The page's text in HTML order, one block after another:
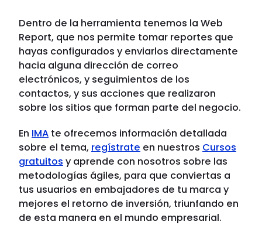
Dentro de la herramienta tenemos la Web
Report, que nos permite tomar reportes que
hayas configurados y enviarlos directamente
hacia alguna dirección de correo
electrónicos, y seguimientos de los
contactos, y sus acciones que realizaron
sobre los sitios que forman parte del negocio.
En IMA te ofrecemos información detallada
sobre el tema, regístrate en nuestros Cursos
gratuitos y aprende con nosotros sobre las
metodologías ágiles, para que conviertas a
tus usuarios en embajadores de tu marca y
mejores el retorno de inversión, triunfando en
de esta manera en el mundo empresarial.